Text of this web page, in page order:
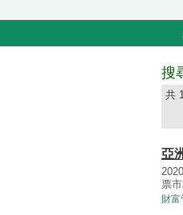
搜
共
亞
票
財富